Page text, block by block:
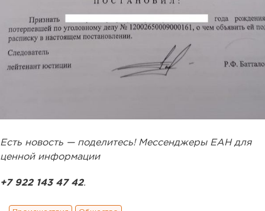
Есть новость — поделитесь! Мессенджеры ЕАН для
ценной информации
+7 922 143 47 42.